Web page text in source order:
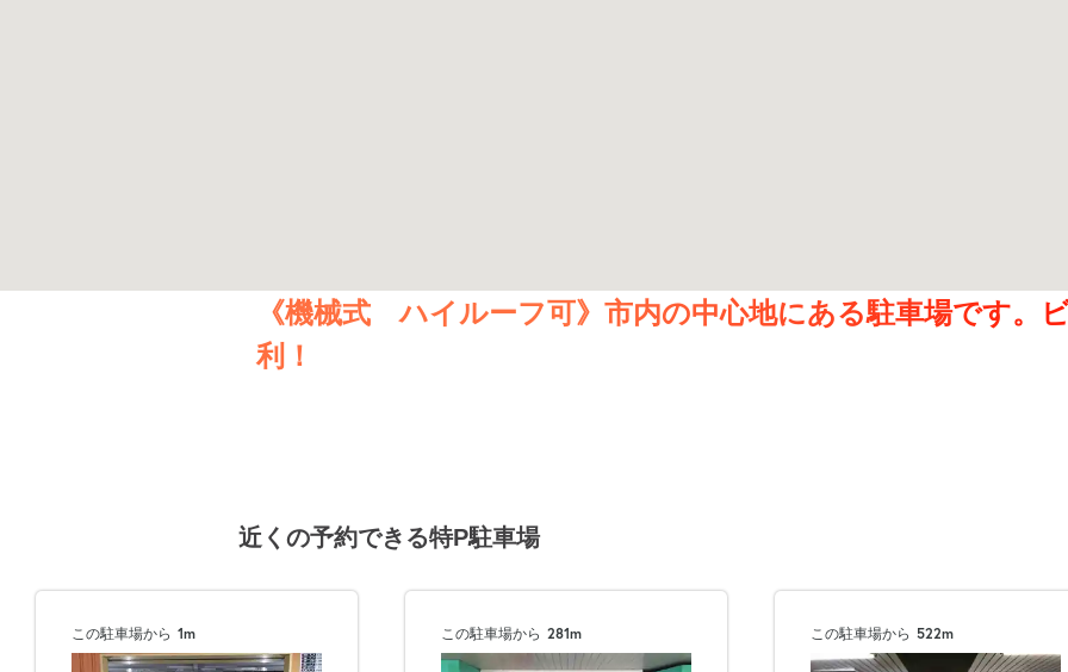
《機械式 ハイルーフ可》市内の中心地にある駐車場です。
利！
近くの予約できる特P駐車場
この駐車場から 1m この駐車場から 281m この駐車場から 522m